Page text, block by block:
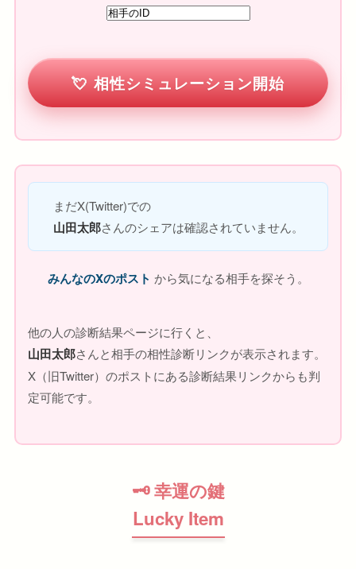
相性シミュレーション開始
まだX(Twitter)での
山田太郎さんのシェアは確認されていません。
みんなのXのポスト から気になる相手を探そう。
他の人の診断結果ページに行くと、
山田太郎さんと相手の相性診断リンクが表示されます。
X（旧Twitter）のポストにある診断結果リンクからも判
定可能です。
🗝 幸運の鍵
Lucky Item